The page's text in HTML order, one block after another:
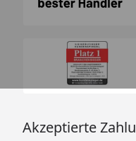
Akzeptierte